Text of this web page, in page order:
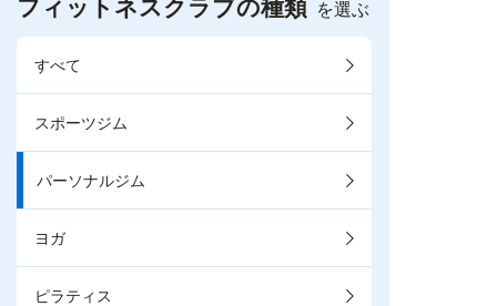
フィットネスクラブの種類 を選ぶ
すべて
スポーツジム
パーソナルジム
ヨガ
ピラティス